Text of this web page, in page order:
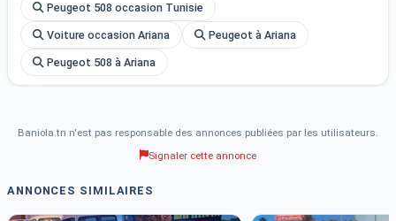
Peugeot 508 occasion Tunisie
Voiture occasion Ariana Peugeot à Ariana
Peugeot 508 à Ariana
Baniola.tn n'est pas responsable des annonces publiées par les utilisateurs.
Signaler cette annonce
ANNONCES SIMILAIRES